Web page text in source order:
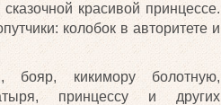
красивой принцессе.
колобок в авторитете и
бояр, кикимору болотную,
принцессу и других